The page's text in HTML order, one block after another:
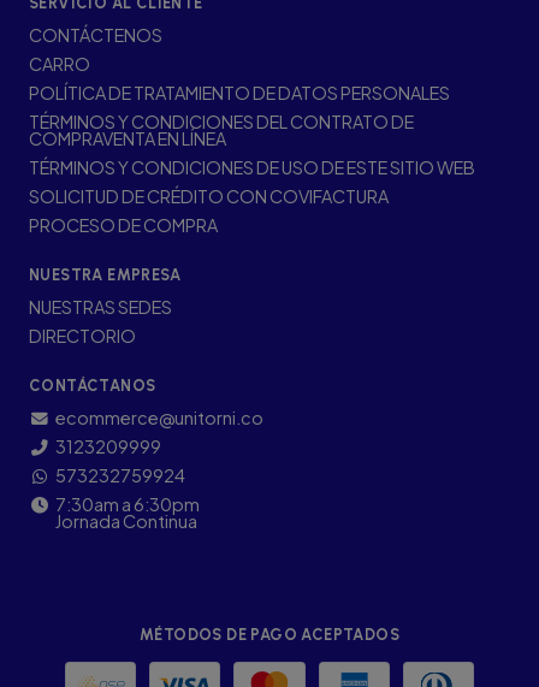
CONTÁCTENOS
CARRO
POLÍTICA DE TRATAMIENTO DE DATOS PERSONALES
TÉRMINOS Y CONDICIONES DEL CONTRATO DE
COMPRAVENTA EN LÍNEA
TÉRMINOS Y CONDICIONES DE USO DE ESTE SITIO WEB
SOLICITUD DE CRÉDITO CON COVIFACTURA
PROCESO DE COMPRA
NUESTRA EMPRESA
NUESTRAS SEDES
DIRECTORIO
CONTÁCTANOS
ecommerce@unitorni.co
3123209999
573232759924
7:30am a 6:30pm
Jornada Continua
MÉTODOS DE PAGO ACEPTADOS